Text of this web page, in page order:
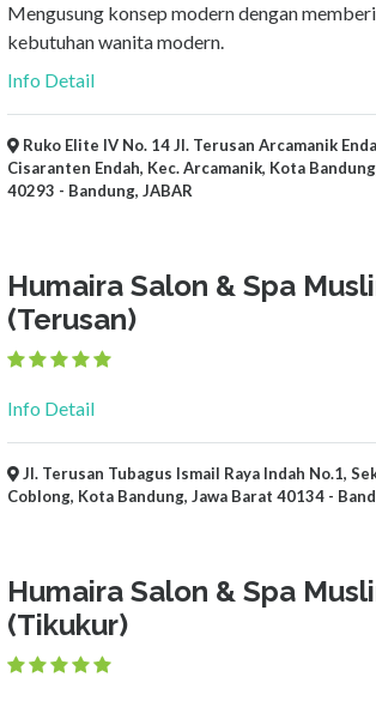
Mengusung konsep modern dengan
kebutuhan wanita modern.
Info Detail
Ruko Elite IV No. 14 Jl. Terusan Arcamanik
Cisaranten Endah, Kec. Arcamanik, Kota
40293 - Bandung, JABAR
Humaira Salon & Spa
(Terusan)
Info Detail
Jl. Terusan Tubagus Ismail Raya Indah No.1,
Coblong, Kota Bandung, Jawa Barat 40134 -
Humaira Salon & Spa
(Tikukur)